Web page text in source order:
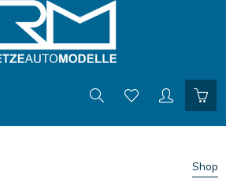
Shop